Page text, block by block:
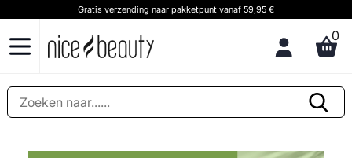
Gratis verzending naar pakketpunt vanaf 59,95 €
0